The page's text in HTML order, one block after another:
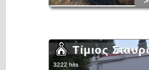
Τίμιος
3222 hits